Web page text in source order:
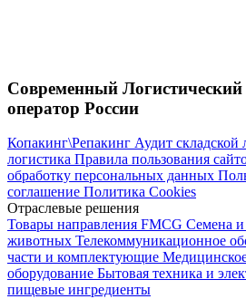
Современный Логистический
оператор России
Копакинг\Репакинг Аудит складской
логистика Правила пользования
обработку персональных данных
соглашение Политика Cookies
Отраслевые решения
Товары направления FMCG Семена
животных Телекоммуникационное
части и комплектующие
оборудование Бытовая техника и
пищевые ингредиенты